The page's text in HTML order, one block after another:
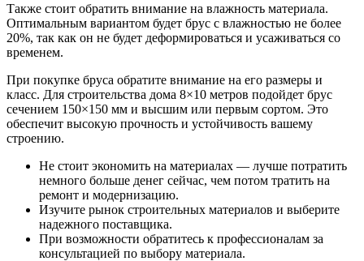
Также стоит обратить внимание на влажность материала.
Оптимальным вариантом будет брус с влажностью не более
20%, так как он не будет деформироваться и усаживаться со
временем.
При покупке бруса обратите внимание на его размеры и
класс. Для строительства дома 8×10 метров подойдет брус
сечением 150×150 мм и высшим или первым сортом. Это
обеспечит высокую прочность и устойчивость вашему
строению.
Не стоит экономить на материалах — лучше потратить
немного больше денег сейчас, чем потом тратить на
ремонт и модернизацию.
Изучите рынок строительных материалов и выберите
надежного поставщика.
При возможности обратитесь к профессионалам за
консультацией по выбору материала.